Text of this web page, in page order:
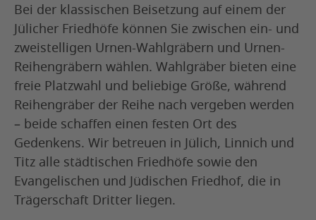
Bei der klassischen Beisetzung auf einem der
Jülicher Friedhöfe können Sie zwischen ein- und
zweistelligen Urnen-Wahlgräbern und Urnen-
Reihengräbern wählen. Wahlgräber bieten eine
freie Platzwahl und beliebige Größe, während
Reihengräber der Reihe nach vergeben werden
– beide schaffen einen festen Ort des
Gedenkens. Wir betreuen in Jülich, Linnich und
Titz alle städtischen Friedhöfe sowie den
Evangelischen und Jüdischen Friedhof, die in
Trägerschaft Dritter liegen.